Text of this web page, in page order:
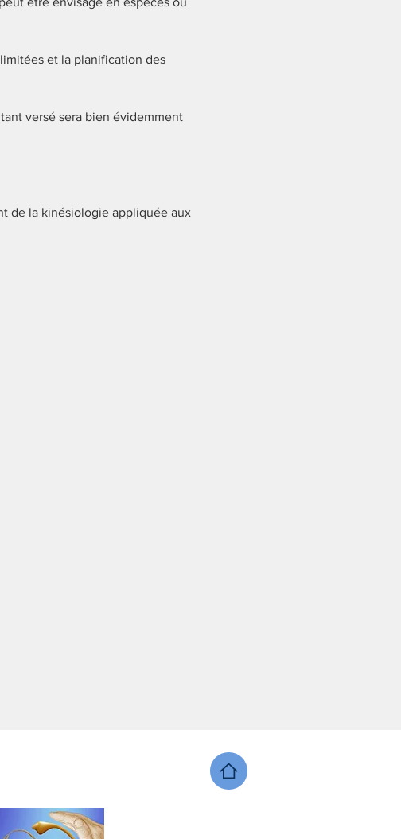
et la planification des
versé sera bien évidemment
de la kinésiologie appliquée aux